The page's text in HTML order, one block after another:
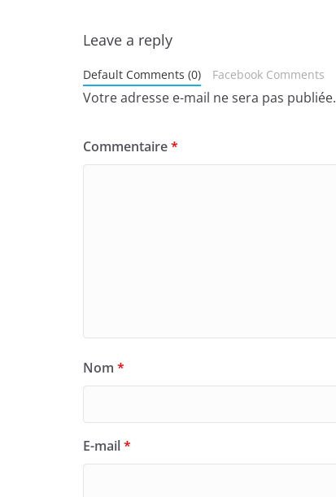
Leave a reply
Default Comments (0) Facebook Comments
Votre adresse e-mail ne sera pas publiée.
Commentaire*
Nom *
E-mail*